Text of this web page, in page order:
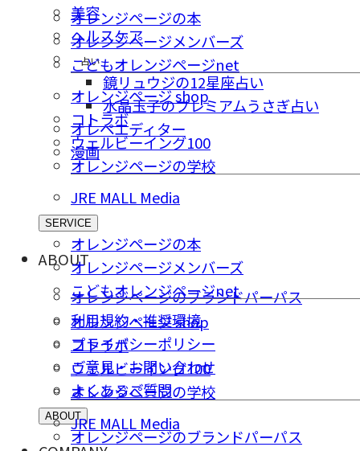
美容
ヘルスケア
占い
鏡リュウジの12星座占い
水晶玉子のプレミアムうさぎ占い
オレペエディター
漫画
オレンジページの本
オレンジページメンバーズ
こどもオレンジページnet
オレンジページ shop
コトラボ
ウェルビーイング100
オレンジページの学校
JRE MALL Media
SERVICE
オレンジページの本
オレンジページメンバーズ
こどもオレンジページnet
オレンジページ shop
コトラボ
ウェルビーイング100
オレンジページの学校
JRE MALL Media
ABOUT
オレンジページのブランドパーパス
利用規約・推奨環境
プライバシーポリシー
ご意⾒・お問い合わせ
よくあるご質問
ABOUT
オレンジページのブランドパーパス